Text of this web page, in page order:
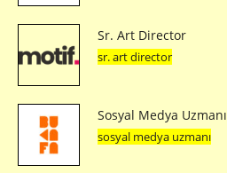
Sr. Art Director
sr. art director
Sosyal Medya Uzmanı
sosyal medya uzmanı